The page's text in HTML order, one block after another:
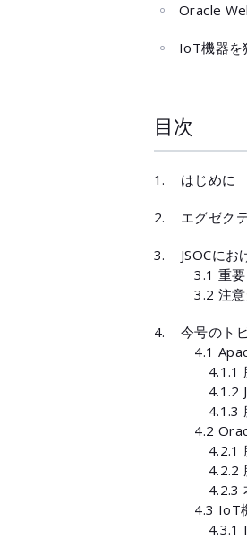
Oracle
IoT機器を
目次
はじめに
エグゼク
JSOCに
3.1 重要
3.2 注意
今号のト
4.1
4.1.1
4.1.2
4.1.3
4.2
4.2.1
4.2.2 脆
4.2.3
4.3 IoT
4.3.1